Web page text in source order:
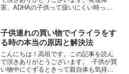
害、ADHAの子供って扱いにくい時って
やすくなります。今日は「発達障害、
ADHAの子供が指示・命...
子供連れの買い物でイライラをす
る時の本当の原因と解決法
こんにちは！高垣です。この記事を読ん
で頂きありがとうございます。 子供が買
い物中にぐずるときって親自体も気持ち